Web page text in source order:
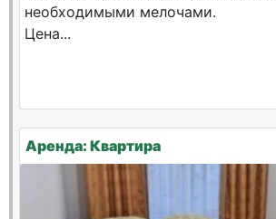
необходимыми мелочами.
Цена...
Аренда: Квартира